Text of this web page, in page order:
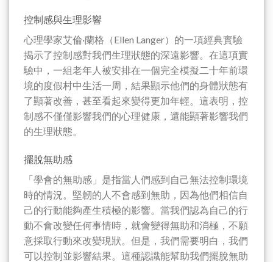
控制感與生理影響
心理學家艾倫·蘭格（Ellen Langer）的一項經典實驗
揭示了控制感對我們生理狀態的深遠影響。在這項實
驗中，一組老年人被安排在一個完全模擬二十年前環
境的度假村中生活一周，結果顯示他們的身體狀態有
了顯著改善，甚至看起來變得更加年輕。這表明，控
制感不僅僅影響我們的心理健康，還能顯著影響我們
的生理狀態。
擺脫無助感
「學會的無助感」是指當人們感到自己無法控制環境
時的情況。堅韌的人不會感到無助，因為他們相信自
己的行動能夠產生積極的影響。當我們認為自己的行
動不會改變任何事情時，就會變得無助和消極，不願
意採取行動來改變現狀。 但是，我們需要明白，我們
可以控制並影響結果。這種認識能幫助我們擺脫無助